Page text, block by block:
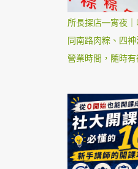
所長探店—宵夜｜
同南路肉粽、四
營業時間，隨時有